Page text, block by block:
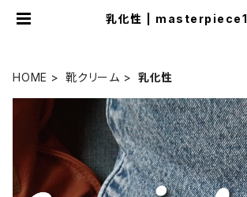
乳化性 | masterpiece1
HOME 靴クリーム 乳化性